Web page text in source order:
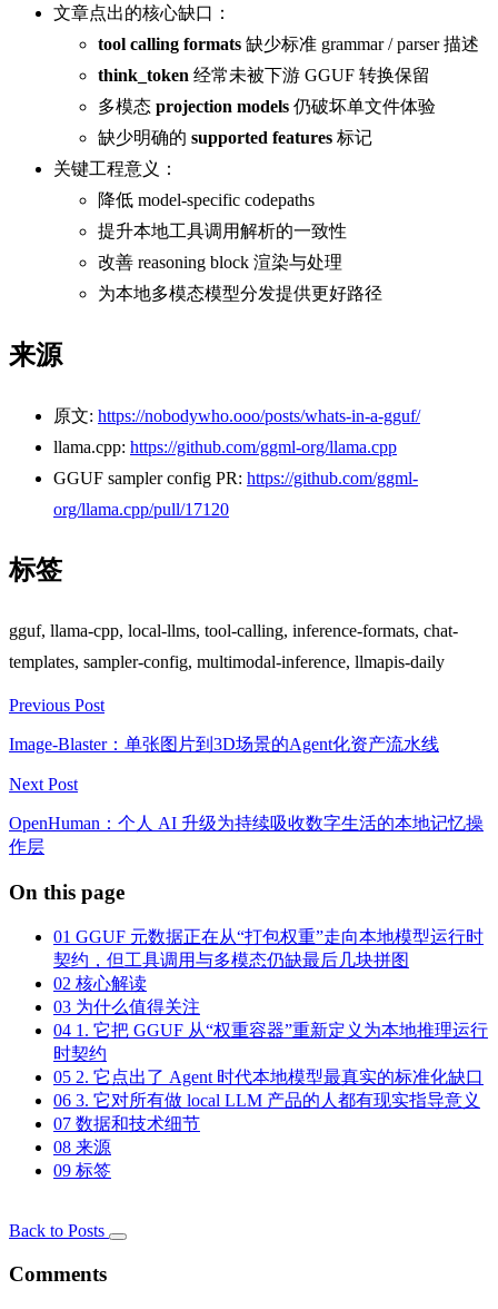
文章点出的核心缺口：
tool calling formats 缺少标准 grammar / parser 描述
think_token 经常未被下游 GGUF 转换保留
多模态 projection models 仍破坏单文件体验
缺少明确的 supported features 标记
关键工程意义：
降低 model-specific codepaths
提升本地工具调用解析的一致性
改善 reasoning block 渲染与处理
为本地多模态模型分发提供更好路径
来源
原文: https://nobodywho.ooo/posts/whats-in-a-gguf/
llama.cpp: https://github.com/ggml-org/llama.cpp
GGUF sampler config PR: https://github.com/ggml-
org/llama.cpp/pull/17120
标签
gguf, llama-cpp, local-llms, tool-calling, inference-formats, chat-
templates, sampler-config, multimodal-inference, llmapis-daily
Previous Post
Image-Blaster：单张图片到3D场景的Agent化资产流水线
Next Post
OpenHuman：个人 AI 升级为持续吸收数字生活的本地记忆操
作层
On this page
01 GGUF 元数据正在从“打包权重”走向本地模型运行时
契约，但工具调用与多模态仍缺最后几块拼图
02 核心解读
03 为什么值得关注
04 1. 它把 GGUF 从“权重容器”重新定义为本地推理运行
时契约
05 2. 它点出了 Agent 时代本地模型最真实的标准化缺口
06 3. 它对所有做 local LLM 产品的人都有现实指导意义
07 数据和技术细节
08 来源
09 标签
Back to Posts
Comments